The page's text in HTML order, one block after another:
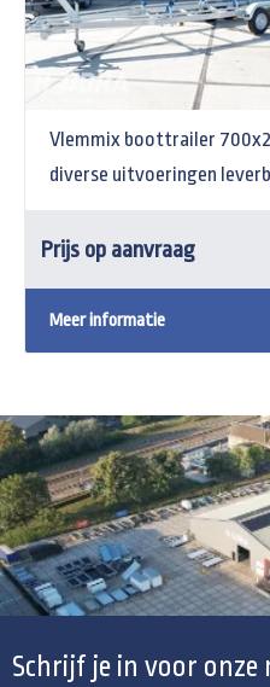
Vlemmix boottrailer
diverse uitvoeringen
Prijs op aanvraag
Meer informatie
Schrijf je in voor